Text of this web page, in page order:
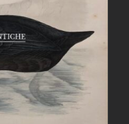
/ DETTAGLI